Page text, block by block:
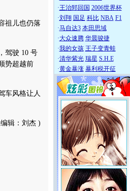
祖儿也仍落
驾驶 10 号
势超越前
车风格让人
辑：刘杰 )
·王治郅回国 2006世界杯
·刘翔 国足 科比 NBA F1
·马自达3 本田思域
·大众速腾 华晨骏捷
·我的女孩 王子变青蛙
·清华紫光 瑞星 S.H.E
·黄金暴涨 暴利税开征